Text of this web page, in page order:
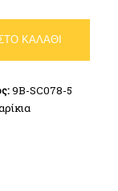
ΚΑΛΆΘΙ
9B-SC078-5